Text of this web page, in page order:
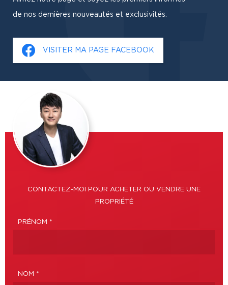
de nos dernières nouveautés et exclusivités.
VISITER MA PAGE FACEBOOK
CONTACTEZ-MOI POUR ACHETER OU VENDRE UNE
PROPRIÉTÉ
PRÉNOM *
NOM *